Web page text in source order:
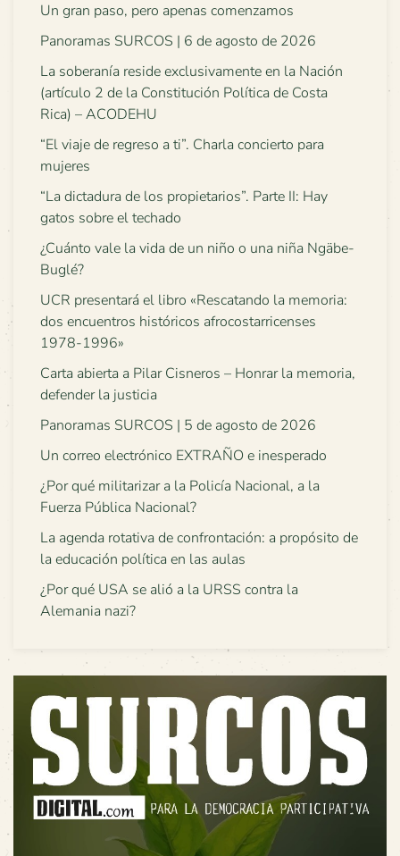
Un gran paso, pero apenas comenzamos
Panoramas SURCOS | 6 de agosto de 2026
La soberanía reside exclusivamente en la Nación
(artículo 2 de la Constitución Política de Costa
Rica) – ACODEHU
“El viaje de regreso a ti”. Charla concierto para
mujeres
“La dictadura de los propietarios”. Parte II: Hay
gatos sobre el techado
¿Cuánto vale la vida de un niño o una niña Ngäbe-
Buglé?
UCR presentará el libro «Rescatando la memoria:
dos encuentros históricos afrocostarricenses
1978-1996»
Carta abierta a Pilar Cisneros – Honrar la memoria,
defender la justicia
Panoramas SURCOS | 5 de agosto de 2026
Un correo electrónico EXTRAÑO e inesperado
¿Por qué militarizar a la Policía Nacional, a la
Fuerza Pública Nacional?
La agenda rotativa de confrontación: a propósito de
la educación política en las aulas
¿Por qué USA se alió a la URSS contra la
Alemania nazi?